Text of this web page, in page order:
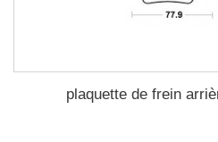
plaquette de frein